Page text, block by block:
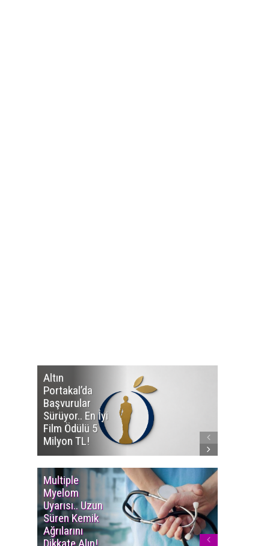
Altın
Portakal’da
Başvurular
Sürüyor.. En İyi
Film Ödülü 5
Milyon TL!
Multiple
Myelom
Uyarısı.. Uzun
Süren Kemik
Ağrılarını